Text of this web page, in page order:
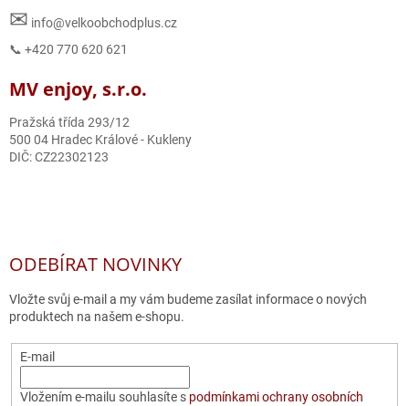
✉ info@velkoobchodplus.cz
📞 +420 770 620 621
MV enjoy, s.r.o.
Pražská třída 293/12
500 04 Hradec Králové - Kukleny
DIČ: CZ22302123
ODEBÍRAT NOVINKY
Vložte svůj e-mail a my vám budeme zasílat informace o nových
produktech na našem e-shopu.
E-mail
Vložením e-mailu souhlasíte s podmínkami ochrany osobních